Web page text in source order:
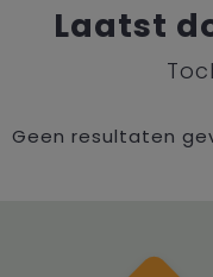
Laatst
Geen resultaten